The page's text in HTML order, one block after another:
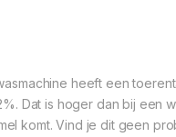
heeft een
Dat is hoger dan bij een
komt. Vind je dit geen